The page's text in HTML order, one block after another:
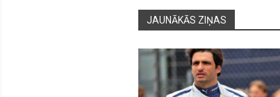
JAUNĀKĀS ZIŅAS